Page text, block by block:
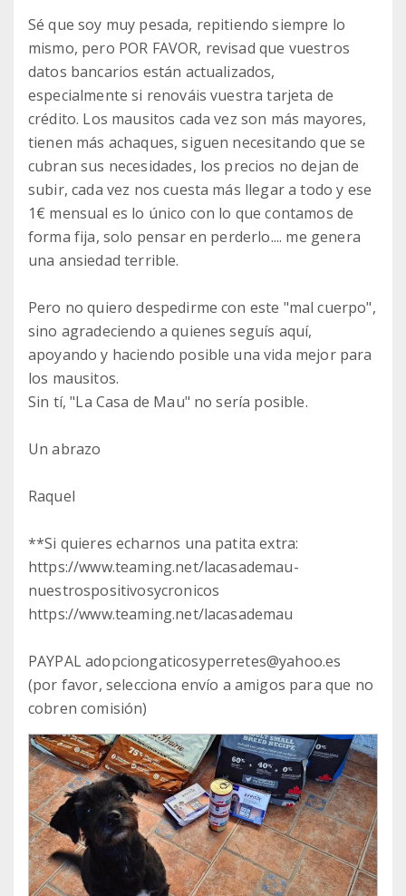
Sé que soy muy pesada, repitiendo siempre lo
mismo, pero POR FAVOR, revisad que vuestros
datos bancarios están actualizados,
especialmente si renováis vuestra tarjeta de
crédito. Los mausitos cada vez son más mayores,
tienen más achaques, siguen necesitando que se
cubran sus necesidades, los precios no dejan de
subir, cada vez nos cuesta más llegar a todo y ese
1€ mensual es lo único con lo que contamos de
forma fija, solo pensar en perderlo.... me genera
una ansiedad terrible.
Pero no quiero despedirme con este "mal cuerpo",
sino agradeciendo a quienes seguís aquí,
apoyando y haciendo posible una vida mejor para
los mausitos.
Sin tí, "La Casa de Mau" no sería posible.
Un abrazo
Raquel
**Si quieres echarnos una patita extra:
https://www.teaming.net/lacasademau-
nuestrospositivosycronicos
https://www.teaming.net/lacasademau
PAYPAL adopciongaticosyperretes@yahoo.es
(por favor, selecciona envío a amigos para que no
cobren comisión)